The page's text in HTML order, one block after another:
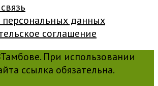
данных
соглашение
При использовании
ссылка обязательна.